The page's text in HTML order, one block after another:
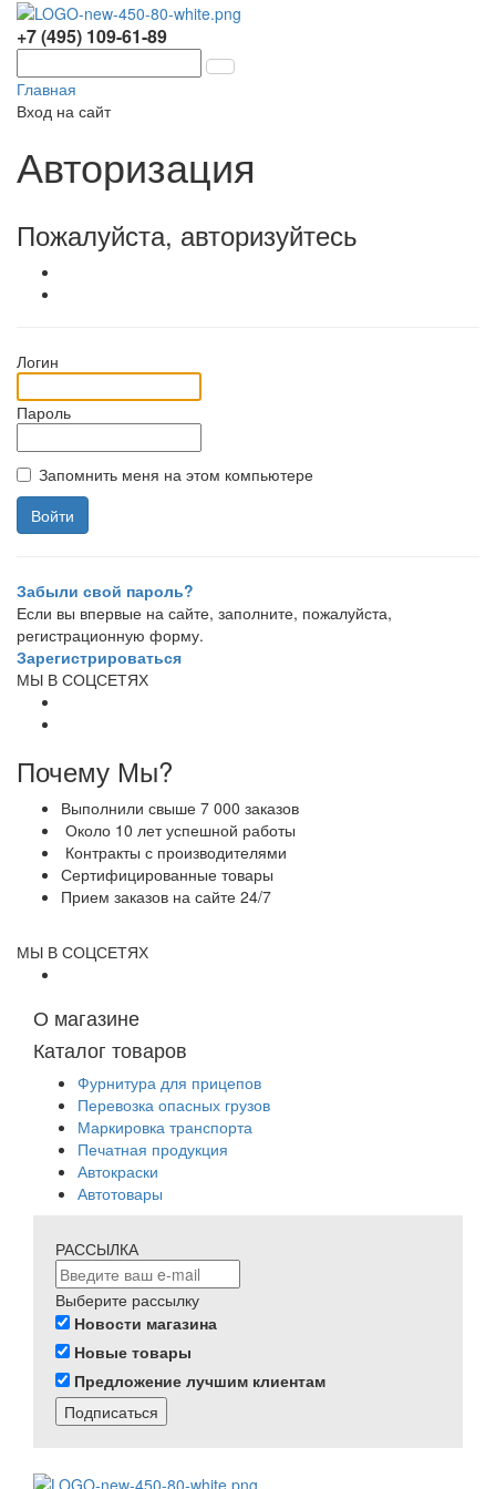
+7 (495) 109-61-89
Главная
Вход на сайт
Авторизация
Пожалуйста, авторизуйтесь
Логин
Пароль
Запомнить меня на этом компьютере
Забыли свой пароль?
Если вы впервые на сайте, заполните, пожалуйста,
регистрационную форму.
Зарегистрироваться
МЫ В СОЦСЕТЯХ
Почему Мы?
Выполнили свыше 7 000 заказов
Около 10 лет успешной работы
Контракты с производителями
Сертифицированные товары
Прием заказов на сайте 24/7
МЫ В СОЦСЕТЯХ
О магазине
Каталог товаров
Фурнитура для прицепов
Перевозка опасных грузов
Маркировка транспорта
Печатная продукция
Автокраски
Автотовары
РАССЫЛКА
Выберите рассылку
Новости магазина
Новые товары
Предложение лучшим клиентам
Подписаться